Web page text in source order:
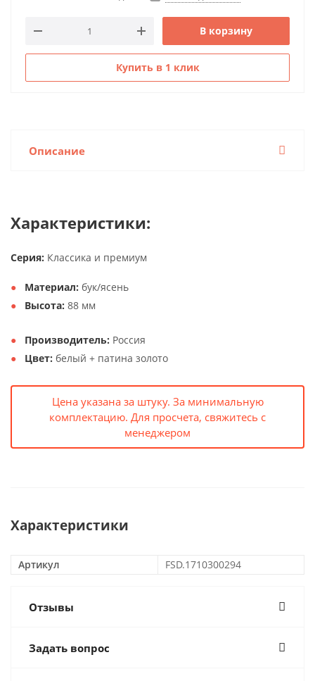
В корзину
Купить в 1 клик
Описание
Характеристики:
Серия: Классика и премиум
Материал: бук/ясень
Высота: 88 мм
Производитель: Россия
Цвет: белый + патина золото
Цена указана за штуку. За минимальную
комплектацию. Для просчета, свяжитесь с
менеджером
Характеристики
Артикул FSD.1710300294
Отзывы
Задать вопрос